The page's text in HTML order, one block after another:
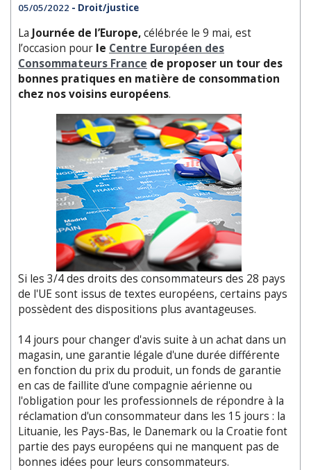
05/05/2022 - Droit/justice
La Journée de l’Europe,célébrée le 9 mai, est
l’occasion pour le Centre Européen des
Consommateurs France de proposer un tour des
bonnes pratiques en matière de consommation
chez nos voisins européens.
Si les 3/4 des droits des consommateurs des 28 pays
de l'UE sont issus de textes européens, certains pays
possèdent des dispositions plus avantageuses.
14 jours pour changer d'avis suite à un achat dans un
magasin, une garantie légale d'une durée différente
en fonction du prix du produit, un fonds de garantie
en cas de faillite d'une compagnie aérienne ou
l'obligation pour les professionnels de répondre à la
réclamation d'un consommateur dans les 15 jours : la
Lituanie, les Pays-Bas, le Danemark ou la Croatie font
partie des pays européens qui ne manquent pas de
bonnes idées pour leurs consommateurs.